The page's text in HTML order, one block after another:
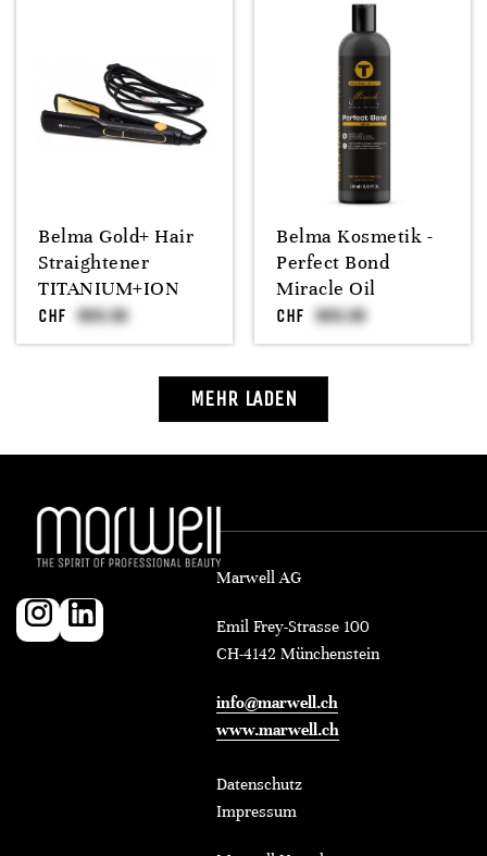
Belma Gold+ Hair
Straightener
TITANIUM+ION
CHF
Belma Kosmetik -
Perfect Bond
Miracle Oil
CHF
MEHR LADEN
Marwell AG
Emil Frey-Strasse 100
CH-4142 Münchenstein
info@marwell.ch
www.marwell.ch
Datenschutz
Impressum